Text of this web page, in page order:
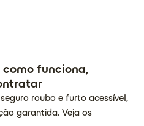
como funciona,
roubo e furto acessível,
garantida. Veja os